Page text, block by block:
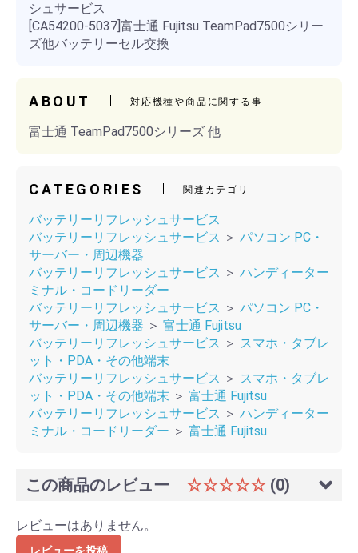
シュサービス
[CA54200-5037]富士通 Fujitsu TeamPad7500シリー
ズ他バッテリーセル交換
ABOUT 対応機種や商品に関する事
富士通 TeamPad7500シリーズ 他
CATEGORIES 関連カテゴリ
バッテリーリフレッシュサービス
バッテリーリフレッシュサービス ＞ パソコン PC・
サーバー・周辺機器
バッテリーリフレッシュサービス ＞ ハンディーター
ミナル・コードリーダー
バッテリーリフレッシュサービス ＞ パソコン PC・
サーバー・周辺機器 ＞ 富士通 Fujitsu
バッテリーリフレッシュサービス ＞ スマホ・タブレ
ット・PDA・その他端末
バッテリーリフレッシュサービス ＞ スマホ・タブレ
ット・PDA・その他端末 ＞ 富士通 Fujitsu
バッテリーリフレッシュサービス ＞ ハンディーター
ミナル・コードリーダー ＞ 富士通 Fujitsu
この商品のレビュー ☆☆☆☆☆ (0)
レビューはありません。